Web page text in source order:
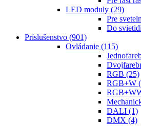
LED moduly (29)
Pre
Do
Príslušenstvo (901)
Ovládanie (115)
RGB (25)
RGB+W
DALI (1)
DMX (4)